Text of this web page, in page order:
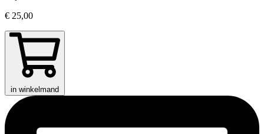
€ 25,00
in winkelmand